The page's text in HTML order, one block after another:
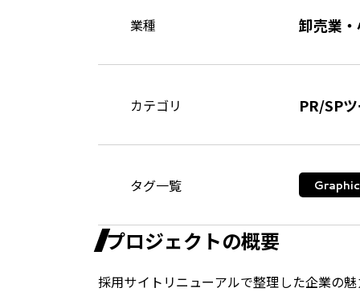
業種 卸売業
カテゴリ PR/SP
タグ一覧 Graphic
プロジェクトの概要
採用サイトリニューアルで整理した企業の